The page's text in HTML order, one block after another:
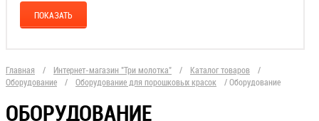
Главная / Интернет-магазин "Три молотка" / Каталог товаров
/
Оборудование
/ Оборудование для порошковых красок /Оборудование
ОБОРУДОВАНИЕ